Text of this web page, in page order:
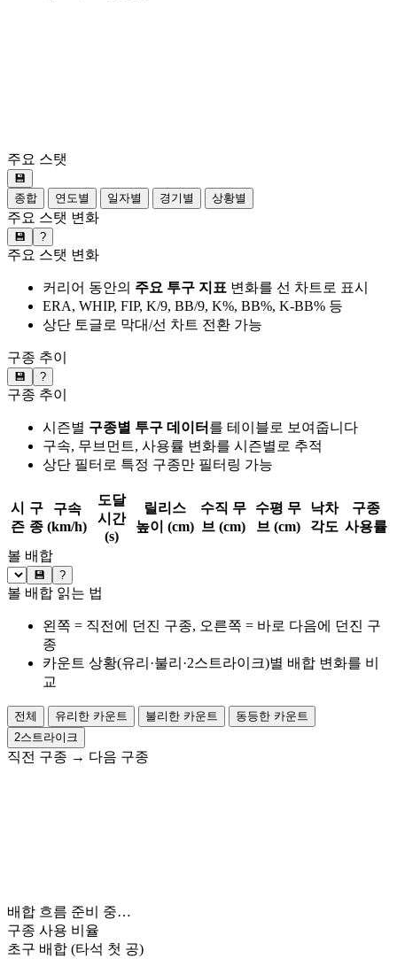
주요 스탯
💾
종합
연도별 일자별 경기별 상황별
주요 스탯 변화
💾 ?
주요 스탯 변화
커리어 동안의 주요 투구 지표 변화를 선 차트로 표시
ERA, WHIP, FIP, K/9, BB/9, K%, BB%, K-BB% 등
상단 토글로 막대/선 차트 전환 가능
구종 추이
💾 ?
구종 추이
시즌별 구종별 투구 데이터 를 테이블로 보여줍니다
구속, 무브먼트, 사용률 변화를 시즌별로 추적
상단 필터로 특정 구종만 필터링 가능
시
즌
구
종
구속
(km/h)
도달
시간
(s)
릴리스
높이 (cm)
수직 무
브 (cm)
수평 무
브 (cm)
낙차
각도
구종
사용률
볼 배합
💾 ?
볼 배합 읽는 법
왼쪽 = 직전에 던진 구종, 오른쪽 = 바로 다음에 던진 구
종
카운트 상황(유리·불리·2스트라이크)별 배합 변화를 비
교
전체 유리한 카운트 불리한 카운트
동등한 카운트
2스트라이크
직전 구종 → 다음 구종
배합 흐름 준비 중…
구종 사용 비율
초구 배합 (타석 첫 공)